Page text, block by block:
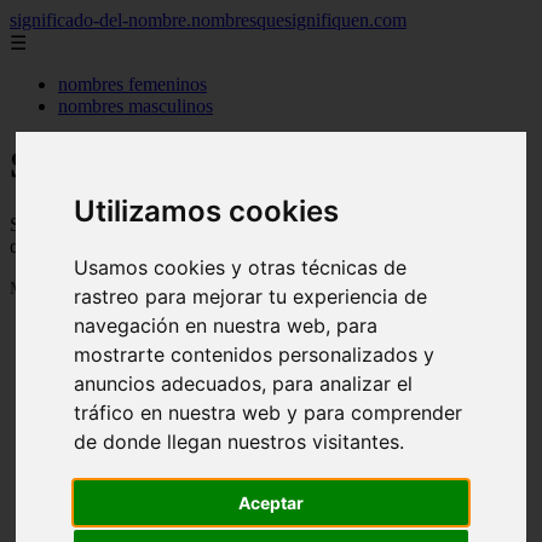
Utilizamos cookies
Usamos cookies y otras técnicas de
rastreo para mejorar tu experiencia de
navegación en nuestra web, para
mostrarte contenidos personalizados y
anuncios adecuados, para analizar el
tráfico en nuestra web y para comprender
de donde llegan nuestros visitantes.
Aceptar
significado-del-nombre.nombresquesignifiquen.com
☰
nombres femeninos
nombres masculinos
Significado de los nombres
Significado de los nombres, su personalidad, de donde vienen y
cuanta gente se llama así
Mostrando 1 - 24 de 3040 artículos